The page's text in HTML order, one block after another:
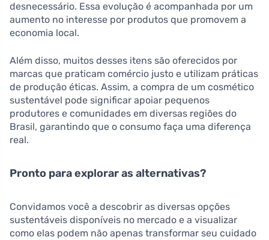
desnecessário. Essa evolução é acompanhada por um
aumento no interesse por produtos que promovem a
economia local.
Além disso, muitos desses itens são oferecidos por
marcas que praticam comércio justo e utilizam práticas
de produção éticas. Assim, a compra de um cosmético
sustentável pode significar apoiar pequenos
produtores e comunidades em diversas regiões do
Brasil, garantindo que o consumo faça uma diferença
real.
Pronto para explorar as alternativas?
Convidamos você a descobrir as diversas opções
sustentáveis disponíveis no mercado e a visualizar
como elas podem não apenas transformar seu cuidado